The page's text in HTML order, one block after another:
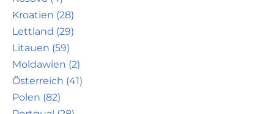
Kroatien (28)
Lettland (29)
Litauen (59)
Moldawien (2)
Österreich (41)
Polen (82)